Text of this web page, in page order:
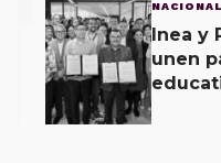
NACIONAL
Inea y
unen